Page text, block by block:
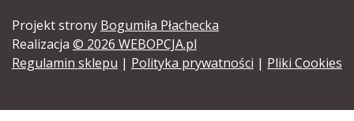
Projekt strony Bogumiła Płachecka
Realizacja © 2026 WEBOPCJA.pl
Regulamin sklepu | Polityka prywatności | Pliki Cookies